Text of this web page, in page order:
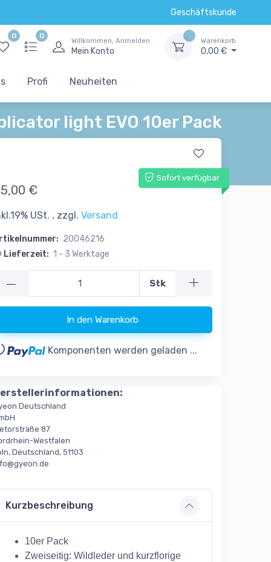
Geschäftskunde
0 0
Willkommen, Anmelden
Mein Konto
Warenkorb
0,00 €
Profi Neuheiten
light EVO 10er Pack
Sofort verfügbar
€
USt. , zzgl. Versand
20046216
Lieferzeit: 1 - 3 Werktage
— Stk
In den Warenkorb
Komponenten werden geladen ...
Deutschland
87
Westfalen
Deutschland, 51103
Kurzbeschreibung
10er Pack
Zweiseitig: Wildleder und kurzflorige